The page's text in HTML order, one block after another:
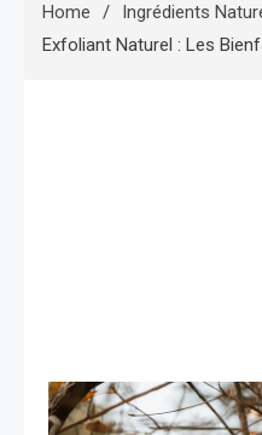
Home
Ingrédients
Exfoliant Naturel : Les